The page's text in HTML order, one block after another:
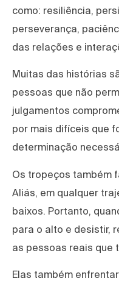
como: resiliência,
perseverança,
das relações e
Muitas das histórias
pessoas que não
julgamentos
por mais difíceis que
determinação
Os tropeços também
Aliás, em qualquer
baixos. Portanto,
para o alto e desistir,
as pessoas reais que
Elas também